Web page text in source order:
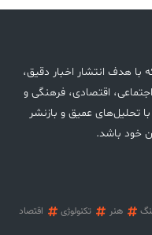
با هدف انتشار اخبار دقیق،
اقتصادی، فرهنگی و
تحلیل‌های عمیق و بازنشر
خود باشد.
هنر تکنولوژی
اقتصاد